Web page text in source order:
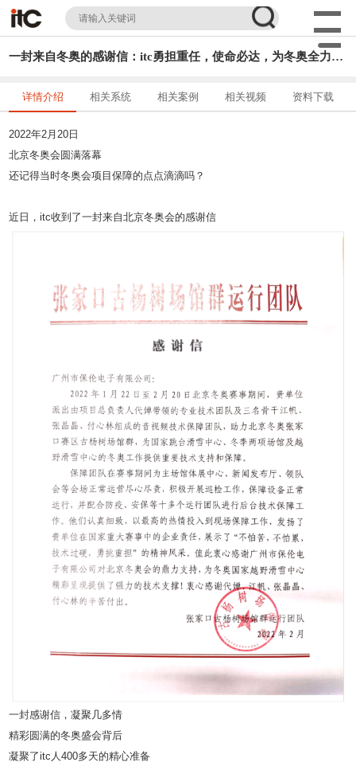
一封来自冬奥的感谢信：itc勇担重任，使命必达，为冬奥全力以赴工程师们点赞！
详情介绍 相关系统 相关案例 相关视频 资料下载
2022年2月20日
北京冬奥会圆满落幕
还记得当时冬奥会项目保障的点点滴滴吗？
近日，itc收到了一封来自北京冬奥会的感谢信
一封感谢信，凝聚几多情
精彩圆满的冬奥盛会背后
凝聚了itc人400多天的精心准备